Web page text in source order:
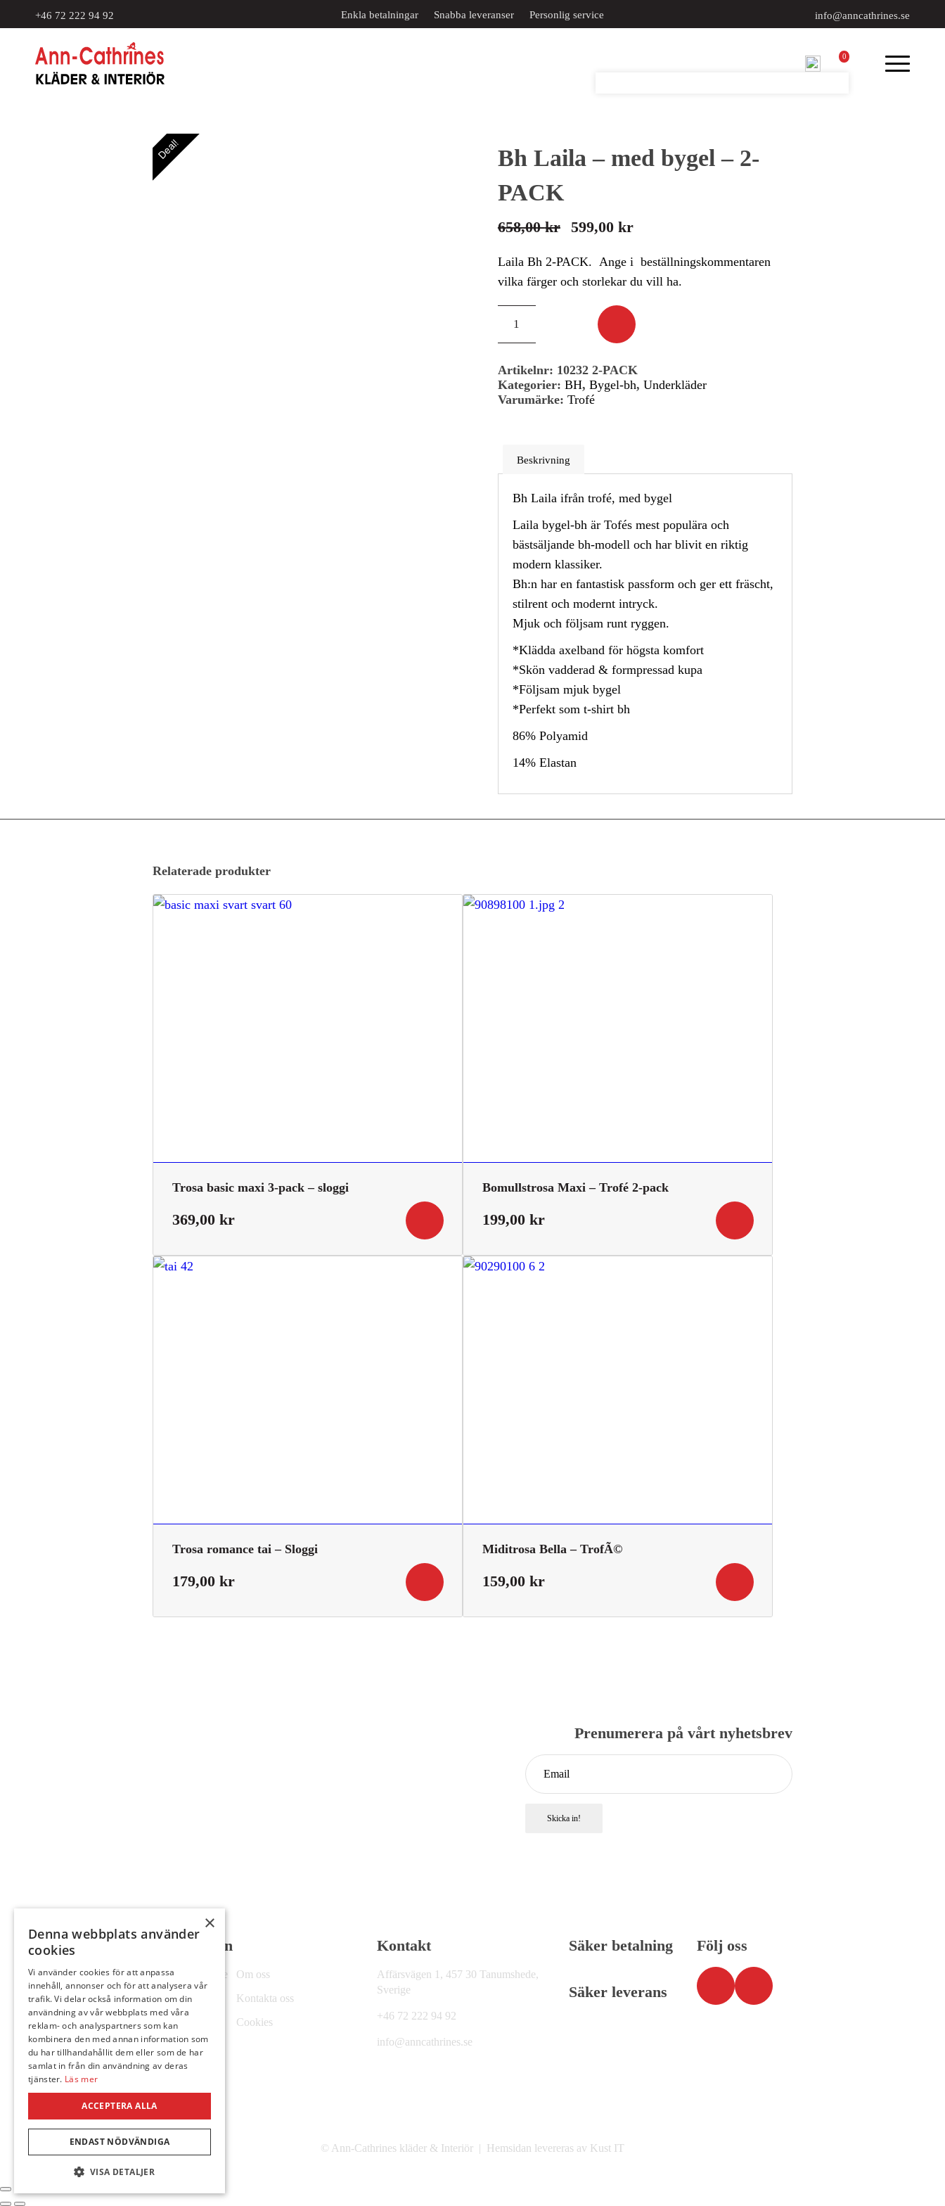
+46 72 222 94 92 Enkla betalningar Snabba leveranser Personlig service info@anncathrines.se
0
Deal!
Bh Laila – med bygel – 2-
PACK
658,00kr
Det
ursprungliga
priset
658,00 kr.
599,00 kr
Det
nuvarande
priset
599,00 kr.
Laila Bh 2-PACK. Ange i beställningskommentaren
vilka färger och storlekar du vill ha.
Artikelnr: 10232 2-PACK
Kategorier: BH, Bygel-bh, Underkläder
Varumärke: Trofé
Beskrivning
Bh Laila ifrån trofé, med bygel
Laila bygel-bh är Tofés mest populära och
bästsäljande bh-modell och har blivit en riktig
modern klassiker.
Bh:n har en fantastisk passform och ger ett fräscht,
stilrent och modernt intryck.
Mjuk och följsam runt ryggen.
*Klädda axelband för högsta komfort
*Skön vadderad & formpressad kupa
*Följsam mjuk bygel
*Perfekt som t-shirt bh
86% Polyamid
14% Elastan
Relaterade produkter
Trosa basic maxi 3-pack – sloggi
369,00 kr
Bomullstrosa Maxi – Trofé 2-pack
199,00 kr
Trosa romance tai – Sloggi
179,00 kr
Miditrosa Bella – TrofÃ©
159,00 kr
Prenumerera på vårt nyhetsbrev
Skicka in!
Information
Personlig service
Om oss
Hitta till oss
Kontakta oss
Köpvillkor
Cookies
Kontakt
Affärsvägen 1, 457 30 Tanumshede,
Sverige
+46 72 222 94 92
info@anncathrines.se
Säker betalning
Säker leverans
Följ oss
© Ann-Cathrines kläder & Interiör | Hemsidan levereras av Kust IT
×
Denna webbplats använder
cookies
Vi använder cookies för att anpassa
innehåll, annonser och för att analysera vår
trafik. Vi delar också information om din
användning av vår webbplats med våra
reklam- och analyspartners som kan
kombinera den med annan information som
du har tillhandahållit dem eller som de har
samlat in från din användning av deras
tjänster. Läs mer
ACCEPTERA ALLA
ENDAST NÖDVÄNDIGA
VISA DETALJER